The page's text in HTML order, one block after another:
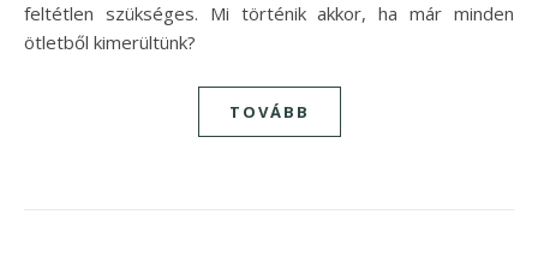
feltétlen szükséges. Mi történik akkor, ha már minden
ötletből kimerültünk?
TOVÁBB